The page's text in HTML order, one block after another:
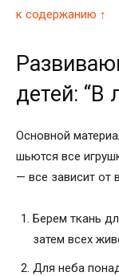
к содержанию ↑
детей: “В
Основной
шьются все
— все зависит от
Берем ткань
затем всех
Для неба